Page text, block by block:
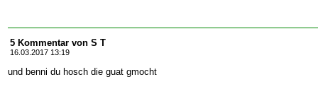
5 Kommentar von S T
16.03.2017 13:19
und benni du hosch die guat gmocht